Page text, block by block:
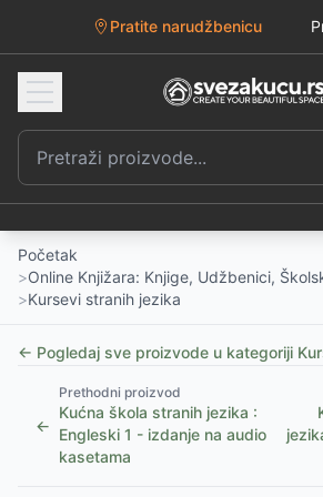
Pratite narudžbenicu
Početak
>Online Knjižara: Knjige, Udžbenici,
>Kursevi stranih jezika
← Pogledaj sve proizvode u kategoriji
←
Prethodni proizvod
Kućna škola stranih jezika :
Engleski 1 - izdanje na audio
kasetama